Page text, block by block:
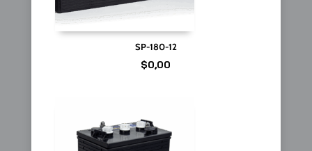
SP-180-12
$0,00